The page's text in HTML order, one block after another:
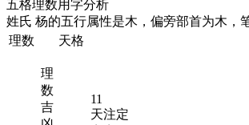
五格理数用字分析
姓氏 杨的五行属性是木 ，偏旁部首为木，
理数
天格
理
数
吉
11
天注定